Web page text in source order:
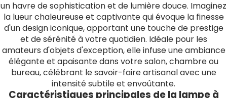
un havre de sophistication et de lumière douce. Imaginez
la lueur chaleureuse et captivante qui évoque la finesse
d'un design iconique, apportant une touche de prestige
et de sérénité à votre quotidien. Idéale pour les
amateurs d'objets d'exception, elle infuse une ambiance
élégante et apaisante dans votre salon, chambre ou
bureau, célébrant le savoir-faire artisanal avec une
intensité subtile et envoûtante.
Caractéristiques principales de la lampe à